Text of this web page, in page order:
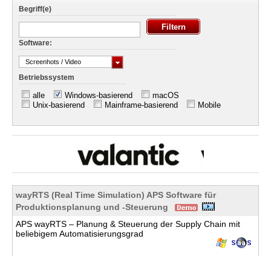
Begriff(e)
Software:
Screenhots / Video
Betriebssystem
alle Windows-basierend
macOS
Unix-basierend
Mainframe-basierend Mobile
wayRTS (Real Time Simulation) APS Software für
Produktionsplanung und -Steuerung
APS wayRTS – Planung & Steuerung der Supply Chain mit
beliebigem Automatisierungsgrad